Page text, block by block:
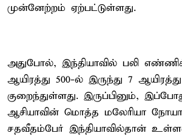
முன்னேற்றம் ஏற்பட்டுள்ளது.
அதுபோல், இந்தியாவில் பலி
ஆயிரத்து 500-ல் இருந்து 7
குறைந்துள்ளது. இருப்பினும்,
ஆசியாவின் மொத்த மலேரியா
சதவீதம்பேர் இந்தியாவில்தான்